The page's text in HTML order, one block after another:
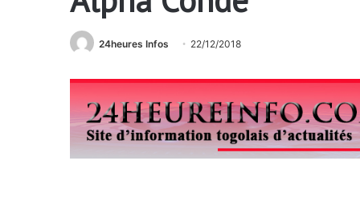
24heures Infos 22/12/2018